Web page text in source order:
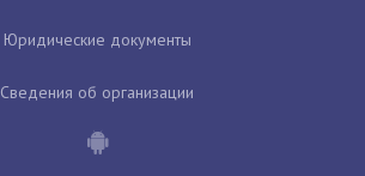
Юридические документы
Сведения об организации